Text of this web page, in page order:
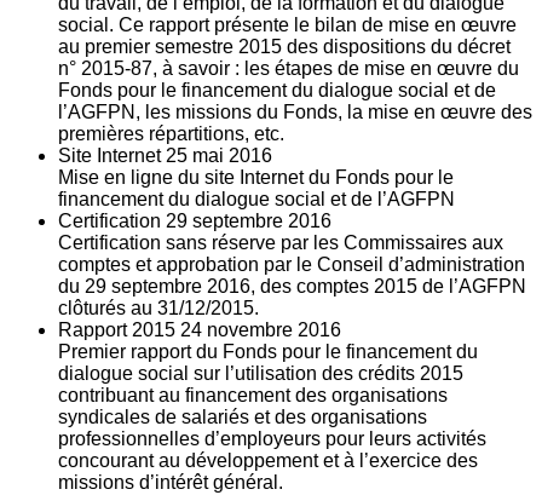
social. Ce rapport présente le bilan de mise en œuvre
au premier semestre 2015 des dispositions du décret
n° 2015-87, à savoir : les étapes de mise en œuvre du
Fonds pour le financement du dialogue social et de
l’AGFPN, les missions du Fonds, la mise en œuvre des
premières répartitions, etc.
Site Internet 25 mai 2016
Mise en ligne du site Internet du Fonds pour le
financement du dialogue social et de l’AGFPN
Certification 29 septembre 2016
Certification sans réserve par les Commissaires aux
comptes et approbation par le Conseil d’administration
du 29 septembre 2016, des comptes 2015 de l’AGFPN
clôturés au 31/12/2015.
Rapport 2015 24 novembre 2016
Premier rapport du Fonds pour le financement du
dialogue social sur l’utilisation des crédits 2015
contribuant au financement des organisations
syndicales de salariés et des organisations
professionnelles d’employeurs pour leurs activités
concourant au développement et à l’exercice des
missions d’intérêt général.